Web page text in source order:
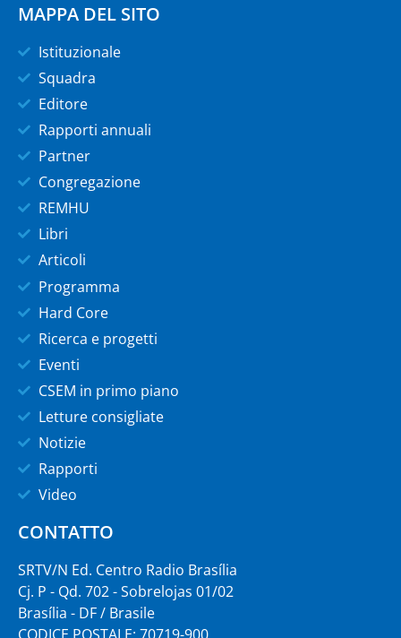
MAPPA DEL SITO
Istituzionale
Squadra
Editore
Rapporti annuali
Partner
Congregazione
REMHU
Libri
Articoli
Programma
Hard Core
Ricerca e progetti
Eventi
CSEM in primo piano
Letture consigliate
Notizie
Rapporti
Video
CONTATTO
SRTV/N Ed. Centro Radio Brasília
Cj. P - Qd. 702 - Sobrelojas 01/02
Brasília - DF / Brasile